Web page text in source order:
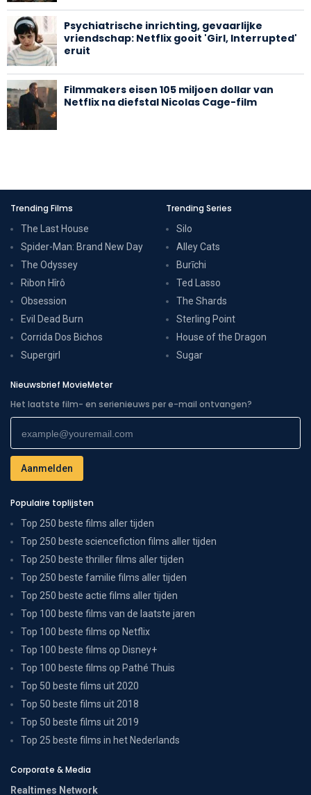
Psychiatrische inrichting, gevaarlijke
vriendschap: Netflix gooit 'Girl, Interrupted'
eruit
Filmmakers eisen 105 miljoen dollar van
Netflix na diefstal Nicolas Cage-film
Trending Films
The Last House
Spider-Man: Brand New Day
The Odyssey
Ribon Hîrô
Obsession
Evil Dead Burn
Corrida Dos Bichos
Supergirl
Trending Series
Silo
Alley Cats
Burīchi
Ted Lasso
The Shards
Sterling Point
House of the Dragon
Sugar
Nieuwsbrief MovieMeter
Het laatste film- en serienieuws per e-mail ontvangen?
Populaire toplijsten
Top 250 beste films aller tijden
Top 250 beste sciencefiction films aller tijden
Top 250 beste thriller films aller tijden
Top 250 beste familie films aller tijden
Top 250 beste actie films aller tijden
Top 100 beste films van de laatste jaren
Top 100 beste films op Netflix
Top 100 beste films op Disney+
Top 100 beste films op Pathé Thuis
Top 50 beste films uit 2020
Top 50 beste films uit 2018
Top 50 beste films uit 2019
Top 25 beste films in het Nederlands
Corporate & Media
Realtimes Network